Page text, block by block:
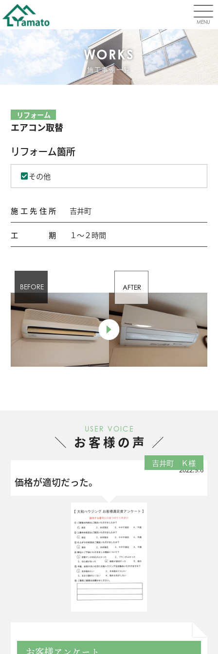
MENU
WORKS
施工事例一覧
リフォーム
エアコン取替
リフォーム箇所
その他
施工先住所 吉井町
工期 １～２時間
USER VOICE
お客様の声
吉井町 Ｋ様
2022.9.6
価格が適切だった。